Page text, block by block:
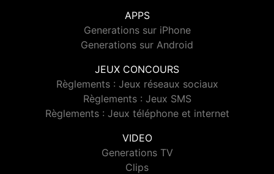
APPS
Generations sur iPhone
Generations sur Android
JEUX CONCOURS
Règlements : Jeux réseaux sociaux
Règlements : Jeux SMS
Règlements : Jeux téléphone et internet
VIDEO
Generations TV
Clips